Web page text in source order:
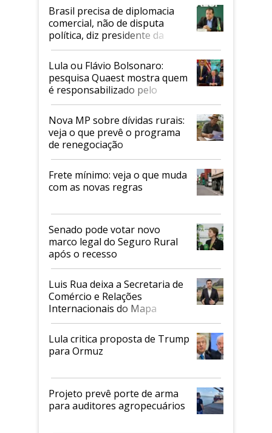
Brasil precisa de diplomacia
comercial, não de disputa
política, diz presidente da
Faesp
Lula ou Flávio Bolsonaro:
pesquisa Quaest mostra quem
é responsabilizado pelo
tarifaço dos EUA
Nova MP sobre dívidas rurais:
veja o que prevê o programa
de renegociação
Frete mínimo: veja o que muda
com as novas regras
Senado pode votar novo
marco legal do Seguro Rural
após o recesso
Luis Rua deixa a Secretaria de
Comércio e Relações
Internacionais do Mapa
Lula critica proposta de Trump
para Ormuz
Projeto prevê porte de arma
para auditores agropecuários